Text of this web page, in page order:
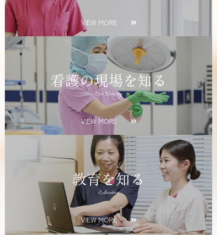
VIEW MORE
看護の現場を知る
Our Nursing
VIEW MORE
教育を知る
Education
VIEW MORE